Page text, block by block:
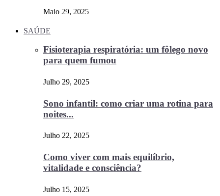
Maio 29, 2025
SAÚDE
Fisioterapia respiratória: um fôlego novo
para quem fumou
Julho 29, 2025
Sono infantil: como criar uma rotina para
noites...
Julho 22, 2025
Como viver com mais equilíbrio,
vitalidade e consciência?
Julho 15, 2025